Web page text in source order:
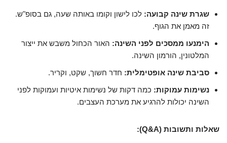
שגרת שינה קבועה: לכו לישון וקומו באותה שעה, גם בסופ"ש.
זה מאמן את הגוף.
הימנעו ממסכים לפני השינה: האור הכחול משבש את ייצור
המלטונין, הורמון השינה.
סביבת שינה אופטימלית: חדר חשוך, שקט, וקריר.
נשימות עמוקות: כמה דקות של נשימות איטיות ועמוקות לפני
השינה יכולות להרגיע את מערכת העצבים.
שאלות ותשובות (Q&A):